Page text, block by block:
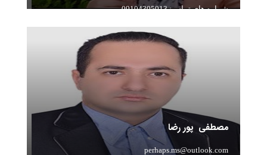
شماره های تماس: 09104305013
مصطفی پور رضا
perhaps.ms@outlook.com